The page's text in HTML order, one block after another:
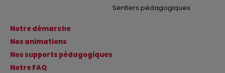
Sentiers pédagogiques
Notre démarche
Nos animations
Nos supports pédagogiques
Notre FAQ